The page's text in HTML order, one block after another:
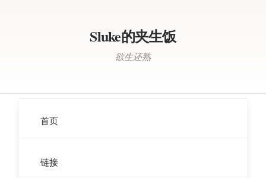
Sluke的夹生饭
欲生还熟
首页
链接